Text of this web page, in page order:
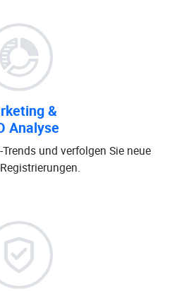
&
Analyse
und verfolgen Sie neue